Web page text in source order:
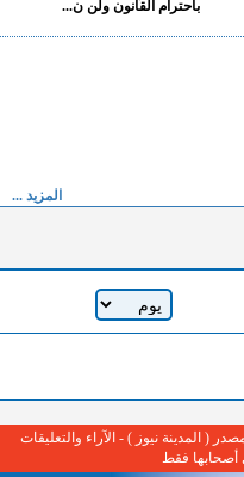
باحترام القانون ولن ن...
المزيد ...
( المدينة نيوز ) - الآراء والتعليقات
أصحابها فقط